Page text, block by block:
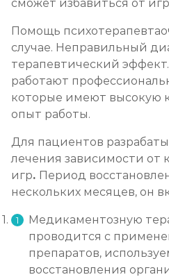
сможет избавиться от
Помощь
случае. Неправильный
терапевтический
работают
которые имеют высокую
опыт работы.
Для пациентов
лечения зависимости от
игр. Период
нескольких месяцев, он
Медикаментозную
проводится с
препаратов,
восстановления